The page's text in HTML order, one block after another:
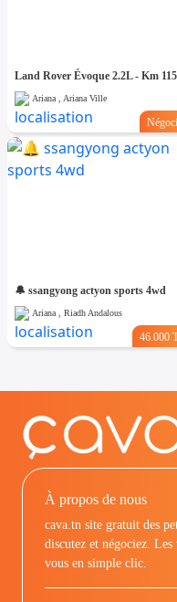
Ariana , Ariana Ville
🔔 ssangyong actyon sports 4wd
Ariana , Riadh Andalous
46.000
À propos de nous
cava.tn site gratuit des
discutez et négociez. Les
vous en simple clic.